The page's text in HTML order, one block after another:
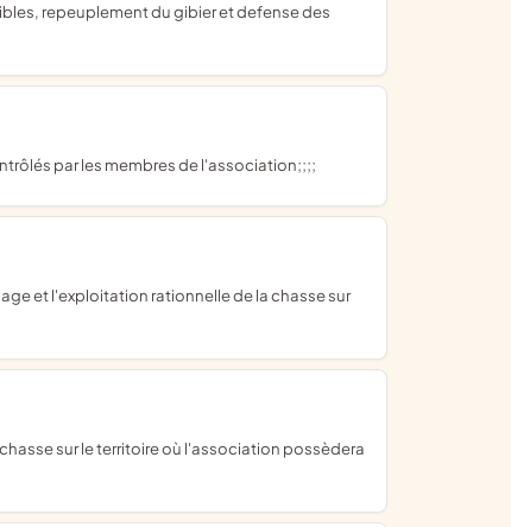
par les membres de l'association;;;;